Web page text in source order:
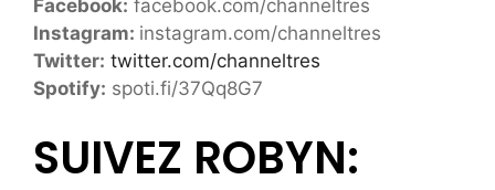
Facebook: facebook.com/channeltres
Instagram: instagram.com/channeltres
Twitter: twitter.com/channeltres
Spotify: spoti.fi/37Qq8G7
SUIVEZ ROBYN: